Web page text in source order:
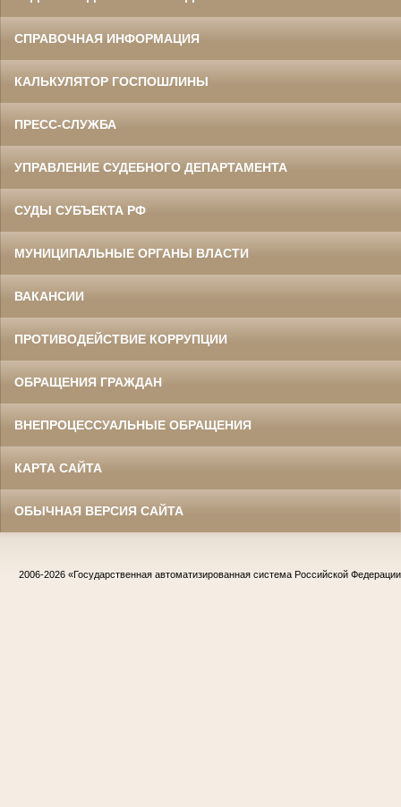
СПРАВОЧНАЯ ИНФОРМАЦИЯ
КАЛЬКУЛЯТОР ГОСПОШЛИНЫ
ПРЕСС-СЛУЖБА
УПРАВЛЕНИЕ СУДЕБНОГО ДЕПАРТАМЕНТА
СУДЫ СУБЪЕКТА РФ
МУНИЦИПАЛЬНЫЕ ОРГАНЫ ВЛАСТИ
ВАКАНСИИ
ПРОТИВОДЕЙСТВИЕ КОРРУПЦИИ
ОБРАЩЕНИЯ ГРАЖДАН
ВНЕПРОЦЕССУАЛЬНЫЕ ОБРАЩЕНИЯ
КАРТА САЙТА
ОБЫЧНАЯ ВЕРСИЯ САЙТА
2006-2026 «Государственная автоматизированная система Российской